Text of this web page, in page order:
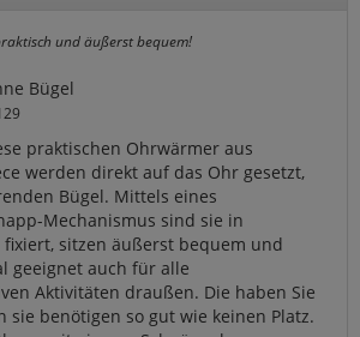
und äußerst bequem!
Bügel
praktischen Ohrwärmer aus
werden direkt auf das Ohr gesetzt,
Bügel. Mittels eines
Mechanismus sind sie in
sitzen äußerst bequem und
geeignet auch für alle
Aktivitäten draußen. Die haben Sie
sie benötigen so gut wie keinen Platz.